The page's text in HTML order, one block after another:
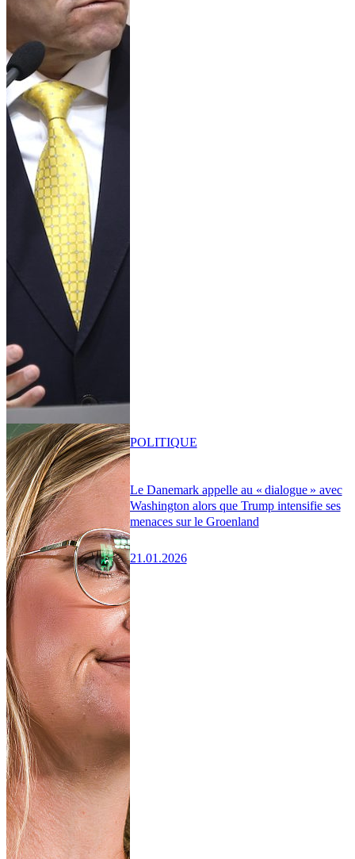
Le Danemark appelle au « dialogue » avec
Washington alors que Trump intensifie ses
menaces sur le Groenland
21.01.2026
POLITIQUE